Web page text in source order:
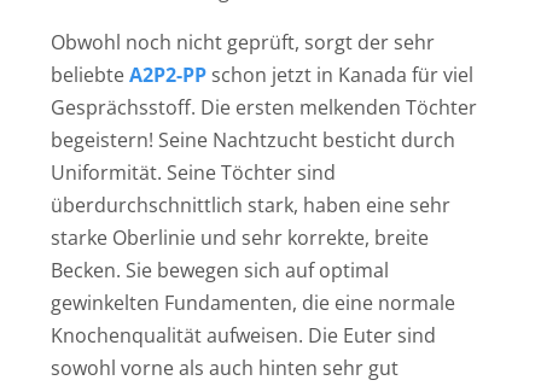
Obwohl noch nicht geprüft, sorgt der sehr
beliebteA2P2-PP schon jetzt in Kanada für viel
Gesprächsstoff. Die ersten melkenden Töchter
begeistern! Seine Nachtzucht besticht durch
Uniformität. Seine Töchter sind
überdurchschnittlich stark, haben eine sehr
starke Oberlinie und sehr korrekte, breite
Becken. Sie bewegen sich auf optimal
gewinkelten Fundamenten, die eine normale
Knochenqualität aufweisen. Die Euter sind
sowohl vorne als auch hinten sehr gut